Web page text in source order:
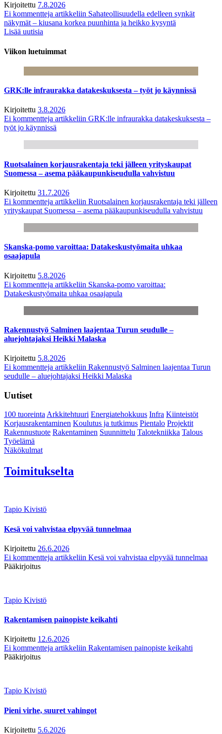
Kirjoitettu 7.8.2026
Ei kommentteja artikkeliin Sahateollisuudella edelleen synkät
näkymät – kiusana korkea puunhinta ja heikko kysyntä
Lisää uutisia
Viikon luetuimmat
GRK:lle infraurakka datakeskuksesta – työt jo käynnissä
Kirjoitettu 3.8.2026
Ei kommentteja artikkeliin GRK:lle infraurakka datakeskuksesta –
työt jo käynnissä
Ruotsalainen korjausrakentaja teki jälleen yrityskaupat
Suomessa – asema pääkaupunkiseudulla vahvistuu
Kirjoitettu 31.7.2026
Ei kommentteja artikkeliin Ruotsalainen korjausrakentaja teki jälleen
yrityskaupat Suomessa – asema pääkaupunkiseudulla vahvistuu
Skanska-pomo varoittaa: Datakeskustyömaita uhkaa
osaajapula
Kirjoitettu 5.8.2026
Ei kommentteja artikkeliin Skanska-pomo varoittaa:
Datakeskustyömaita uhkaa osaajapula
Rakennustyö Salminen laajentaa Turun seudulle –
aluejohtajaksi Heikki Malaska
Kirjoitettu 5.8.2026
Ei kommentteja artikkeliin Rakennustyö Salminen laajentaa Turun
seudulle – aluejohtajaksi Heikki Malaska
Uutiset
100 tuoreintaArkkitehtuuri Energiatehokkuus Infra Kiinteistöt
Korjausrakentaminen Koulutus ja tutkimus Pientalo Projektit
Rakennustuote Rakentaminen Suunnittelu Talotekniikka Talous
Työelämä
Näkökulmat
Toimitukselta
Tapio Kivistö
Kesä voi vahvistaa elpyvää tunnelmaa
Kirjoitettu 26.6.2026
Ei kommentteja artikkeliin Kesä voi vahvistaa elpyvää tunnelmaa
Pääkirjoitus
Tapio Kivistö
Rakentamisen painopiste keikahti
Kirjoitettu 12.6.2026
Ei kommentteja artikkeliin Rakentamisen painopiste keikahti
Pääkirjoitus
Tapio Kivistö
Pieni virhe, suuret vahingot
Kirjoitettu 5.6.2026